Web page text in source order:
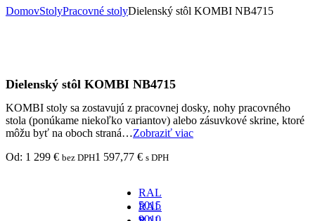
DomovStolyPracovné stolyDielenský stôl KOMBI NB4715
Dielenský stôl KOMBI NB4715
KOMBI stoly sa zostavujú z pracovnej dosky, nohy pracovného
stola (ponúkame niekoľko variantov) alebo zásuvkové skrine, ktoré
môžu byť na oboch straná…Zobraziť viac
Od: 1 299 € bez DPH1 597,77 € s DPH
RAL
5015
-
RAL